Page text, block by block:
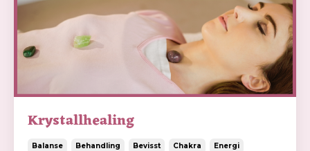
Krystallhealing
Balanse Behandling Bevisst Chakra Energi